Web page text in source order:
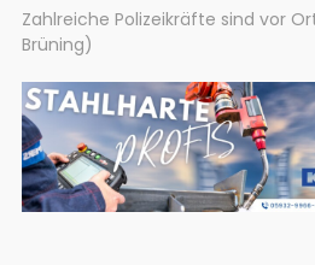
Zahlreiche Polizeikräfte sind vor
Brüning)